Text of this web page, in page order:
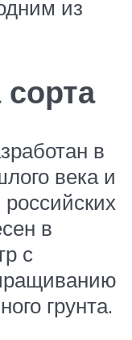
из
в
века и
в
с
грунта.